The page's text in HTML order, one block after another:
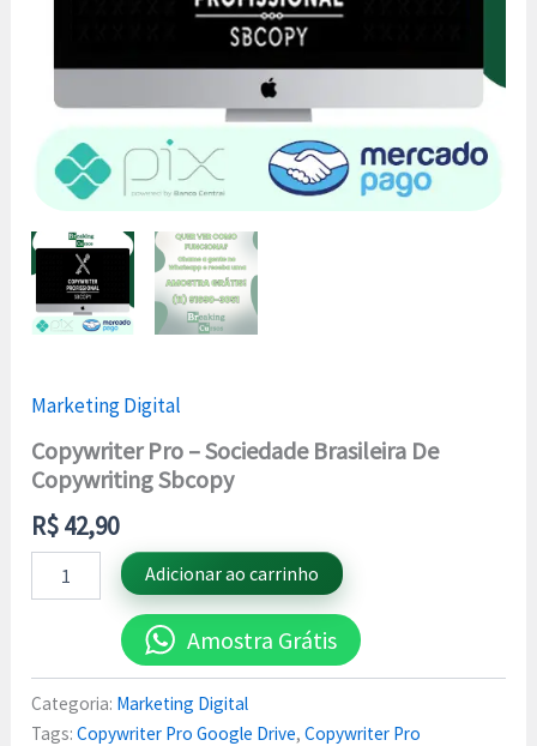
Marketing Digital
Copywriter Pro – Sociedade Brasileira De
Copywriting Sbcopy
R$42,90
Adicionar ao carrinho
Amostra Grátis
Categoria: Marketing Digital
Tags:Copywriter Pro Google Drive,Copywriter Pro